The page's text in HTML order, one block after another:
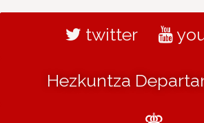
twitter
Hezkuntza